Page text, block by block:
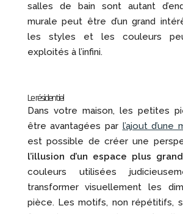
salles de bain sont autant
murale peut être d’un grand
les styles et les couleurs
exploités à l’infini.
Le résidentiel
Dans votre maison, les petites
être avantagées par l’ajout d’une
est possible de créer une
l’illusion d’un espace plus grand
couleurs utilisées
transformer visuellement les
pièce. Les motifs, non répétitifs,